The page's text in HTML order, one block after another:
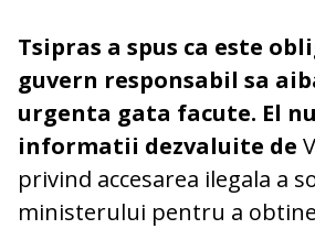
Tsipras a spus ca este
guvern responsabil sa
urgenta gata facute. El
informatii dezvaluite de
privind accesarea ilegala a
ministerului pentru a